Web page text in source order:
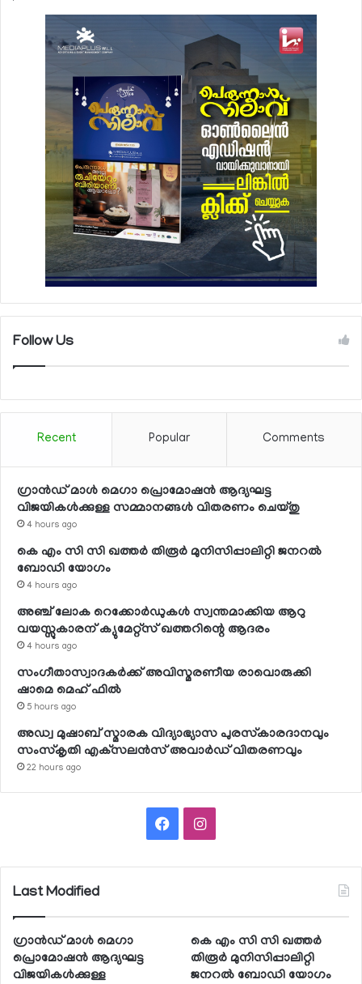
Follow Us
Recent Popular Comments
ഗ്രാന്‍ഡ് മാള്‍ മെഗാ പ്രൊമോഷന്‍ ആദ്യഘട്ട
വിജയികള്‍ക്കുള്ള സമ്മാനങ്ങള്‍ വിതരണം ചെയ്തു
4 hours ago
കെ എം സി സി ഖത്തര്‍ തിരൂര്‍ മുനിസിപ്പാലിറ്റി ജനറല്‍
ബോഡി യോഗം
4 hours ago
അഞ്ച് ലോക റെക്കോര്‍ഡുകള്‍ സ്വന്തമാക്കിയ ആറു
വയസ്സുകാരന് ക്യുമേറ്റ്‌സ് ഖത്തറിന്റെ ആദരം
4 hours ago
സംഗീതാസ്വാദകര്‍ക്ക് അവിസ്മരണീയ രാവൊരുക്കി
ഷാമെ മെഹ് ഫില്‍
5 hours ago
അഡ്വ മുഷാബ് സ്മാരക വിദ്യാഭ്യാസ പുരസ്‌കാരദാനവും
സംസ്‌കൃതി എക്‌സലന്‍സ് അവാര്‍ഡ് വിതരണവും
22 hours ago
FacebookInstagram
Last Modified
ഗ്രാന്‍ഡ് മാള്‍ മെഗാ
പ്രൊമോഷന്‍ ആദ്യഘട്ട
വിജയികള്‍ക്കുള്ള
കെ എം സി സി ഖത്തര്‍
തിരൂര്‍ മുനിസിപ്പാലിറ്റി
ജനറല്‍ ബോഡി യോഗം